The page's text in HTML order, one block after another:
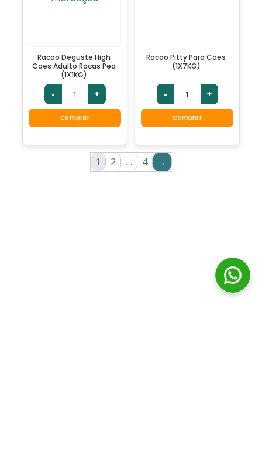
Racao Deguste High
Caes Adulto Racas Peq
(1X1KG)
- +
Comprar
Racao Pitty Para Caes
(1X7KG)
- +
Comprar
1 2 … 4 →